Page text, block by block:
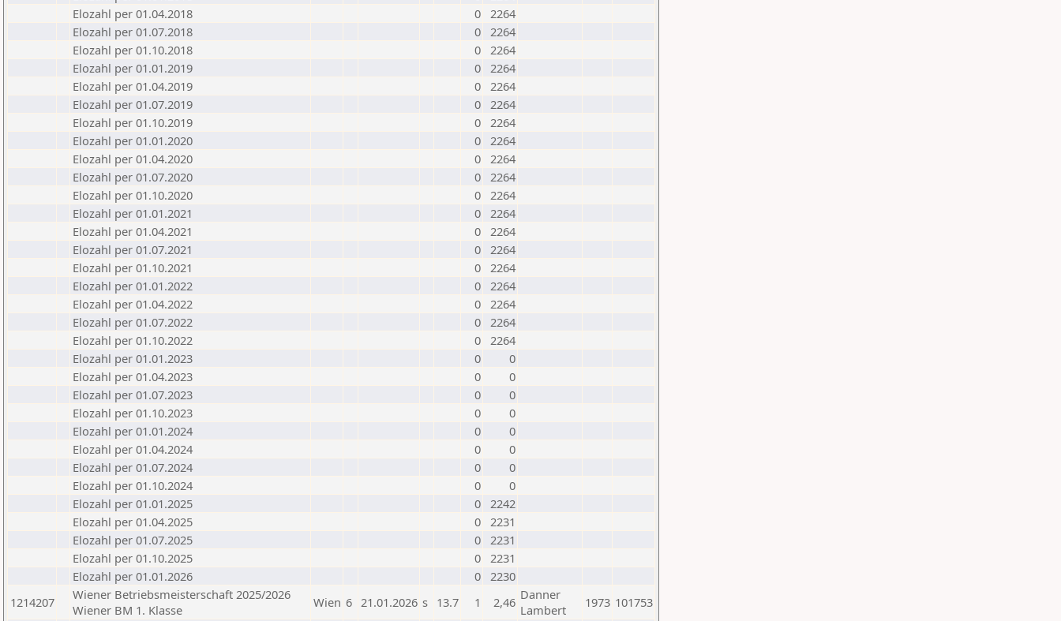
Elozahl per 01.04.2018
0 2264
Elozahl per 01.07.2018
0 2264
Elozahl per 01.10.2018
0 2264
Elozahl per 01.01.2019
0 2264
Elozahl per 01.04.2019
0 2264
Elozahl per 01.07.2019
0 2264
Elozahl per 01.10.2019
0 2264
Elozahl per 01.01.2020
0 2264
Elozahl per 01.04.2020
0 2264
Elozahl per 01.07.2020
0 2264
Elozahl per 01.10.2020
0 2264
Elozahl per 01.01.2021
0 2264
Elozahl per 01.04.2021
0 2264
Elozahl per 01.07.2021
0 2264
Elozahl per 01.10.2021
0 2264
Elozahl per 01.01.2022
0 2264
Elozahl per 01.04.2022
0 2264
Elozahl per 01.07.2022
0 2264
Elozahl per 01.10.2022
0 2264
Elozahl per 01.01.2023
0
0
Elozahl per 01.04.2023
0
0
Elozahl per 01.07.2023
0
0
Elozahl per 01.10.2023
0
0
Elozahl per 01.01.2024
0
0
Elozahl per 01.04.2024
0
0
Elozahl per 01.07.2024
0
0
Elozahl per 01.10.2024
0
0
Elozahl per 01.01.2025
0 2242
Elozahl per 01.04.2025
0 2231
Elozahl per 01.07.2025
0 2231
Elozahl per 01.10.2025
0 2231
Elozahl per 01.01.2026
0 2230
1214207
Wiener Betriebsmeisterschaft 2025/2026
Wiener BM 1. Klasse
Wien 6 21.01.2026 s 13.7 1 2,46 Danner
Lambert
1973 101753